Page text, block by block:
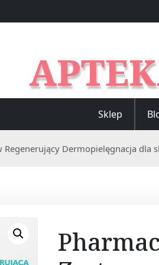
Sklep
Regenerujący Dermopielęgnacja dla